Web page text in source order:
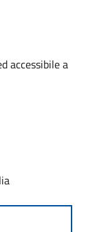
accessibile a